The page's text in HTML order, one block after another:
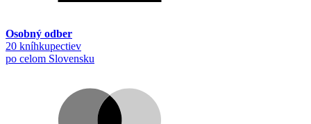
Osobný odber
20 kníhkupectiev
po celom Slovensku